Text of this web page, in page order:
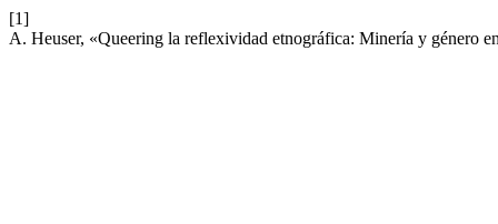
[1]
A. Heuser, «Queering la reflexividad etnográfica: Minería y género